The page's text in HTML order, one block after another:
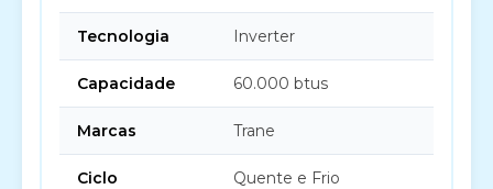
Tecnologia Inverter
Capacidade 60.000 btus
Marcas Trane
Ciclo Quente e Frio